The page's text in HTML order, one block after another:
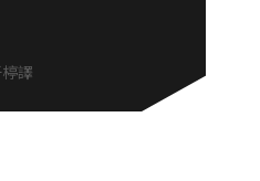
譯